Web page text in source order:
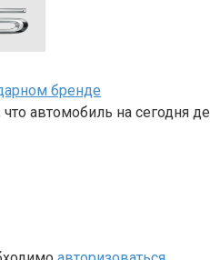
бренде
автомобиль на сегодня